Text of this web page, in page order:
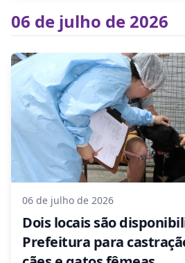
06 de julho de 2026
06 de julho de 2026
Dois locais são
Prefeitura para